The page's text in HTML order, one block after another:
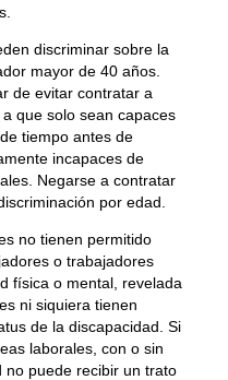
discriminar sobre la
mayor de 40 años.
de evitar contratar a
que solo sean capaces
tiempo antes de
incapaces de
Negarse a contratar
por edad.
no tienen permitido
o trabajadores
física o mental, revelada
ni siquiera tienen
de la discapacidad. Si
laborales, con o sin
no puede recibir un trato